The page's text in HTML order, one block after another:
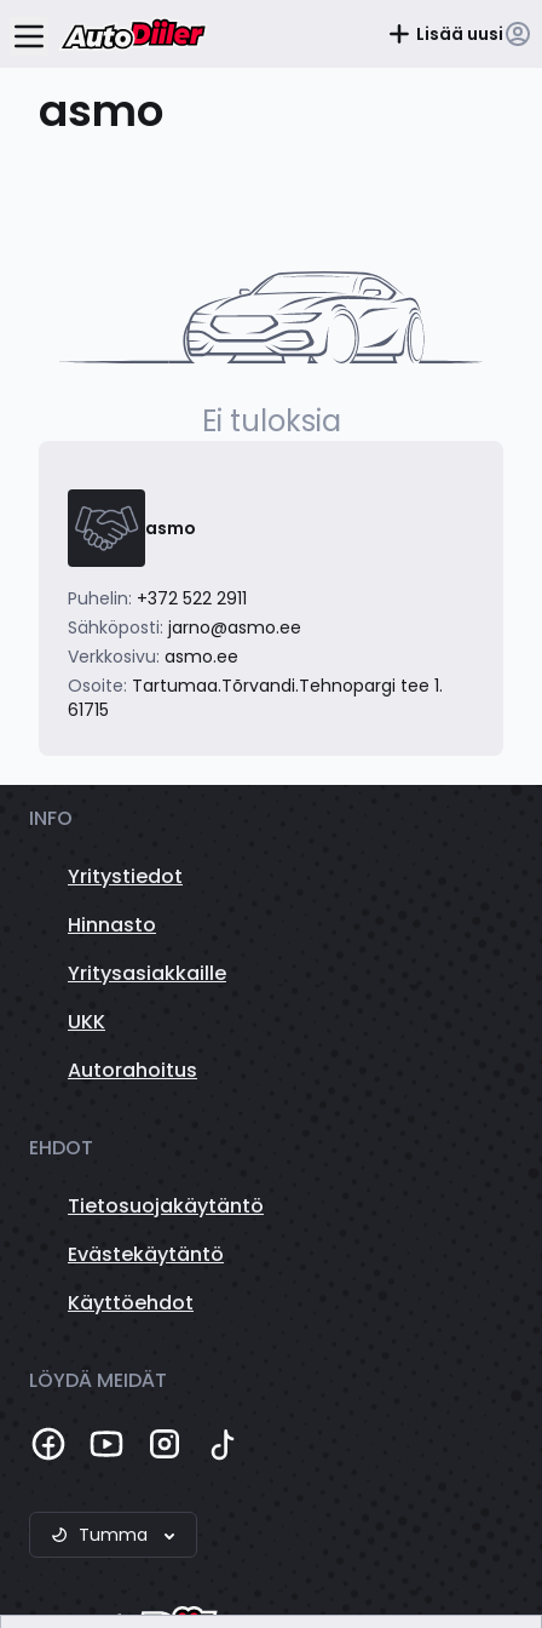
Lisää uusi
asmo
Ei tuloksia
asmo
Puhelin: +372 522 2911
Sähköposti: jarno@asmo.ee
Verkkosivu: asmo.ee
Osoite: Tartumaa.Tõrvandi.Tehnopargi tee 1.
61715
INFO
Yritystiedot
Hinnasto
Yritysasiakkaille
UKK
Autorahoitus
EHDOT
Tietosuojakäytäntö
Evästekäytäntö
Käyttöehdot
LÖYDÄ MEIDÄT
Tumma